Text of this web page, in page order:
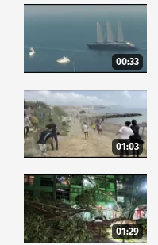
00:33
01:03
01:29